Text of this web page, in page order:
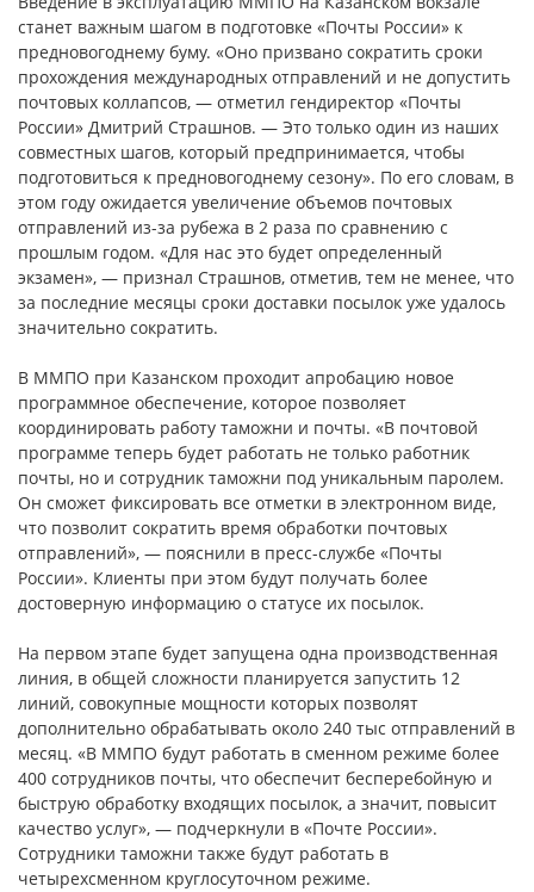
станет важным шагом в подготовке «Почты России» к
предновогоднему буму. «Оно призвано сократить сроки
прохождения международных отправлений и не допустить
почтовых коллапсов, — отметил гендиректор «Почты
России» Дмитрий Страшнов. — Это только один из наших
совместных шагов, который предпринимается, чтобы
подготовиться к предновогоднему сезону». По его словам, в
этом году ожидается увеличение объемов почтовых
отправлений из-за рубежа в 2 раза по сравнению с
прошлым годом. «Для нас это будет определенный
экзамен», — признал Страшнов, отметив, тем не менее, что
за последние месяцы сроки доставки посылок уже удалось
значительно сократить.
В ММПО при Казанском проходит апробацию новое
программное обеспечение, которое позволяет
координировать работу таможни и почты. «В почтовой
программе теперь будет работать не только работник
почты, но и сотрудник таможни под уникальным паролем.
Он сможет фиксировать все отметки в электронном виде,
что позволит сократить время обработки почтовых
отправлений», — пояснили в пресс-службе «Почты
России». Клиенты при этом будут получать более
достоверную информацию о статусе их посылок.
На первом этапе будет запущена одна производственная
линия, в общей сложности планируется запустить 12
линий, совокупные мощности которых позволят
дополнительно обрабатывать около 240 тыс отправлений в
месяц. «В ММПО будут работать в сменном режиме более
400 сотрудников почты, что обеспечит бесперебойную и
быструю обработку входящих посылок, а значит, повысит
качество услуг», — подчеркнули в «Почте России».
Сотрудники таможни также будут работать в
четырехсменном круглосуточном режиме.